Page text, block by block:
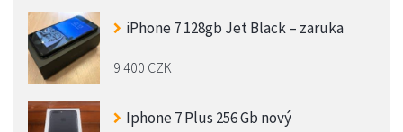
iPhone 7 128gb Jet Black – zaruka
9 400 CZK
Iphone 7 Plus 256 Gb nový